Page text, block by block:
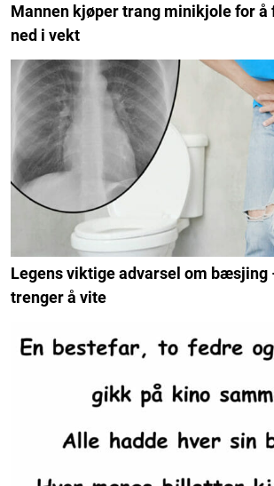
Mannen kjøper trang minikjole for å
ned i vekt
Legens viktige advarsel om bæsjing
trenger å vite